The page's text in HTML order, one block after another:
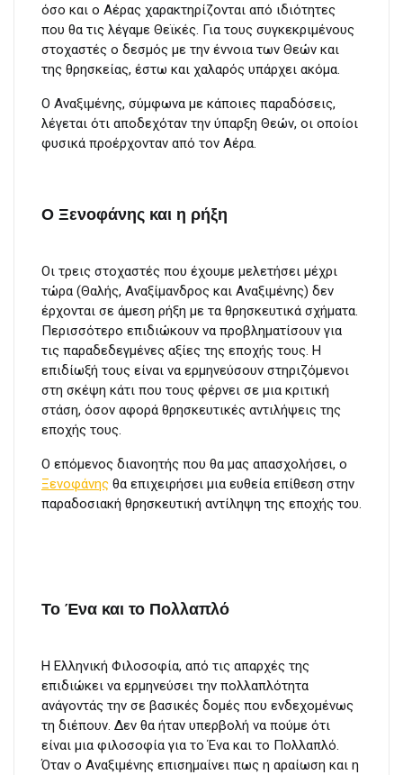
όσο και ο Αέρας χαρακτηρίζονται από ιδιότητες
που θα τις λέγαμε Θεϊκές. Για τους συγκεκριμένους
στοχαστές ο δεσμός με την έννοια των Θεών και
της θρησκείας, έστω και χαλαρός υπάρχει ακόμα.
Ο Αναξιμένης, σύμφωνα με κάποιες παραδόσεις,
λέγεται ότι αποδεχόταν την ύπαρξη Θεών, οι οποίοι
φυσικά προέρχονταν από τον Αέρα.
Ο Ξενοφάνης και η ρήξη
Οι τρεις στοχαστές που έχουμε μελετήσει μέχρι
τώρα (Θαλής, Αναξίμανδρος και Αναξιμένης) δεν
έρχονται σε άμεση ρήξη με τα θρησκευτικά σχήματα.
Περισσότερο επιδιώκουν να προβληματίσουν για
τις παραδεδεγμένες αξίες της εποχής τους. Η
επιδίωξή τους είναι να ερμηνεύσουν στηριζόμενοι
στη σκέψη κάτι που τους φέρνει σε μια κριτική
στάση, όσον αφορά θρησκευτικές αντιλήψεις της
εποχής τους.
Ο επόμενος διανοητής που θα μας απασχολήσει, ο
Ξενοφάνης θα επιχειρήσει μια ευθεία επίθεση στην
παραδοσιακή θρησκευτική αντίληψη της εποχής του.
Το Ένα και το Πολλαπλό
Η Ελληνική Φιλοσοφία, από τις απαρχές της
επιδιώκει να ερμηνεύσει την πολλαπλότητα
ανάγοντάς την σε βασικές δομές που ενδεχομένως
τη διέπουν. Δεν θα ήταν υπερβολή να πούμε ότι
είναι μια φιλοσοφία για το Ένα και το Πολλαπλό.
Όταν ο Αναξιμένης επισημαίνει πως η αραίωση και η